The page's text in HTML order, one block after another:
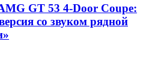
GT 53 4-Door Coupe:
со звуком рядной